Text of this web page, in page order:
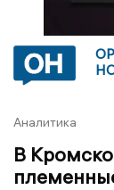
Аналитика
В